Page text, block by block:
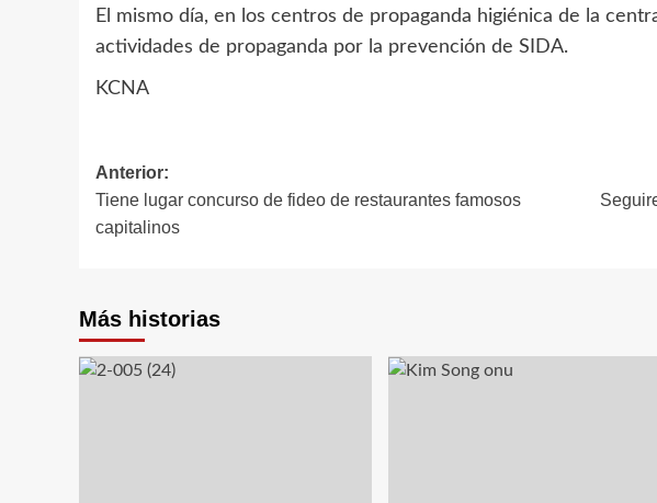
El mismo día, en los centros de propaganda higiénica de la
actividades de propaganda por la prevención de SIDA.
KCNA
Navegación
de
entradas
Anterior:
Tiene lugar concurso de fideo de restaurantes famosos
capitalinos
Más historias